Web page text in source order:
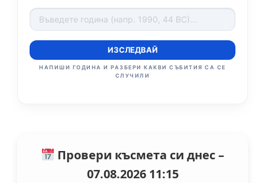
ИЗСЛЕДВАЙ
НАПИШИ ГОДИНА И РАЗБЕРИ КАКВИ СЪБИТИЯ СА СЕ
СЛУЧИЛИ
Провери късмета си днес –
07.08.2026 11:15